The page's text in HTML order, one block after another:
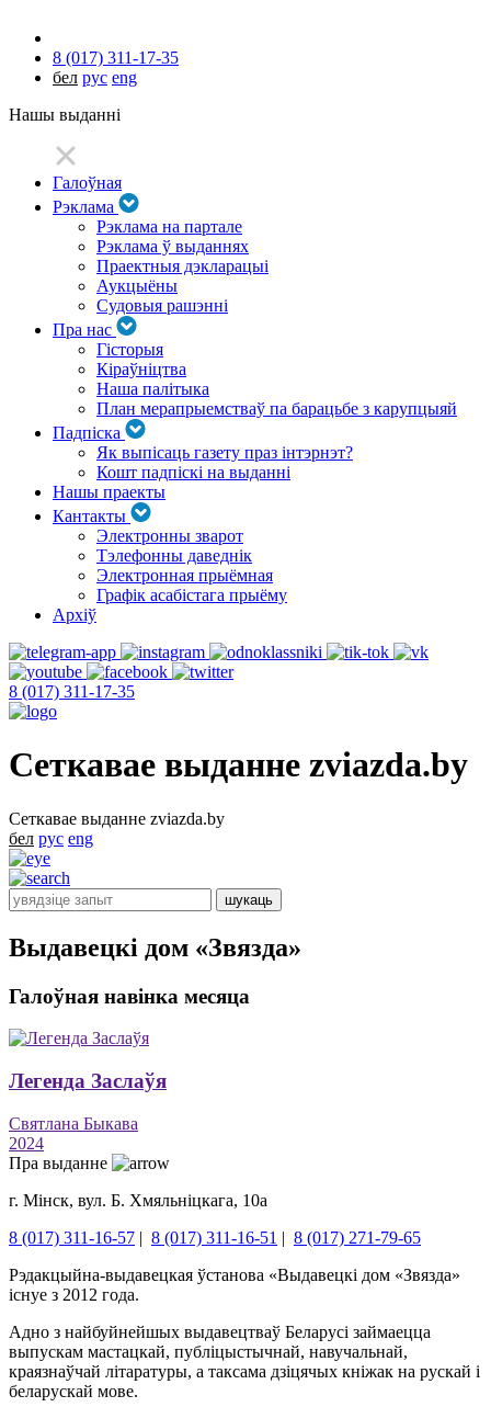
8 (017) 311-17-35
бел рус eng
Нашы выданні
Галоўная
Рэклама
Рэклама на партале
Рэклама ў выданнях
Праектныя дэкларацыі
Аукцыёны
Судовыя рашэнні
Пра нас
Гісторыя
Кіраўніцтва
Наша палітыка
План мерапрыемстваў па барацьбе з карупцыяй
Падпіска
Як выпісаць газету праз інтэрнэт?
Кошт падпіскі на выданні
Нашы праекты
Кантакты
Электронны зварот
Тэлефонны даведнік
Электронная прыёмная
Графік асабістага прыёму
Архіў
8 (017) 311-17-35
Сеткавае выданне zviazda.by
Сеткавае выданне zviazda.by
бел рус eng
Выдавецкі дом «Звязда»
Галоўная навінка месяца
Легенда Заслаўя
Святлана Быкава
2024
Пра выданне
г. Мінск, вул. Б. Хмяльніцкага, 10а
8 (017) 311-16-57 | 8 (017) 311-16-51 | 8 (017) 271-79-65
Рэдакцыйна-выдавецкая ўстанова «Выдавецкі дом «Звязда»
існуе з 2012 года.
Адно з найбуйнейшых выдавецтваў Беларусі займаецца
выпускам мастацкай, публіцыстычнай, навучальнай,
краязнаўчай літаратуры, а таксама дзіцячых кніжак на рускай і
беларускай мове.